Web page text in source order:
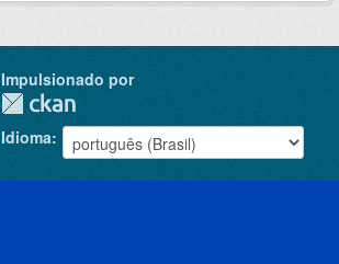
Impulsionado por
Idioma